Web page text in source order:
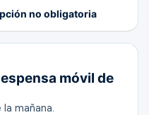
no obligatoria
móvil de
la mañana.